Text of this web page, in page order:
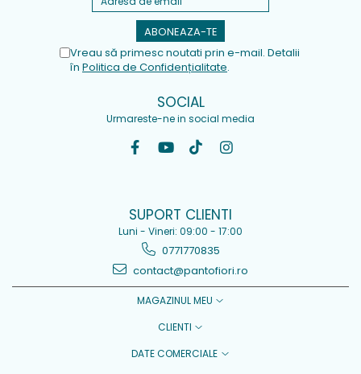
Vreau să primesc noutati prin e-mail. Detalii
în Politica de Confidențialitate.
SOCIAL
Urmareste-ne in social media
SUPORT CLIENTI
Luni - Vineri: 09:00 - 17:00
0771770835
contact@pantofiori.ro
MAGAZINUL MEU
CLIENTI
DATE COMERCIALE